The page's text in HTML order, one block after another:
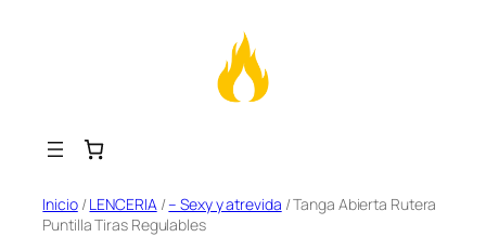
SaltarInicio/LENCERIA/– Sexy y atrevida / Tanga Abierta Rutera
Puntilla Tiras Regulables